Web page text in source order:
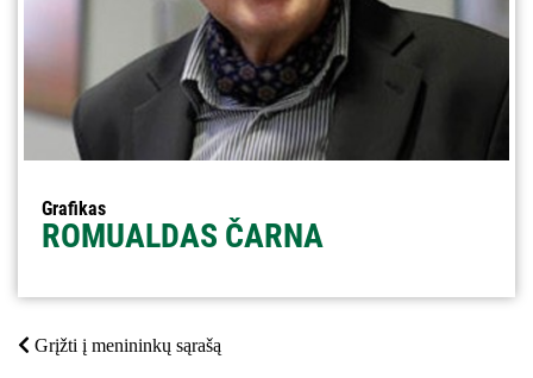
Grafikas
ROMUALDAS ČARNA
Grįžti į menininkų sąrašą